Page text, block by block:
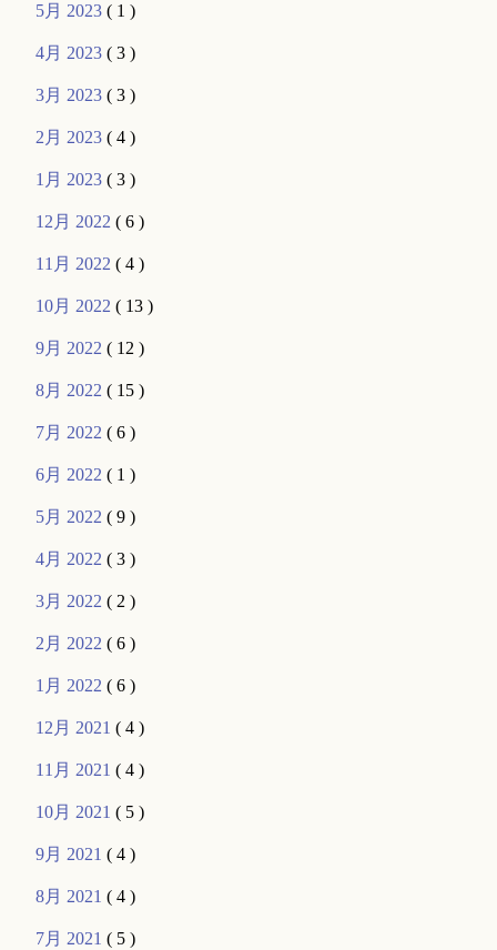
5月 2023( 1 )
4月 2023( 3 )
3月 2023( 3 )
2月 2023( 4 )
1月 2023( 3 )
12月 2022( 6 )
11月 2022( 4 )
10月 2022( 13 )
9月 2022( 12 )
8月 2022( 15 )
7月 2022( 6 )
6月 2022( 1 )
5月 2022( 9 )
4月 2022( 3 )
3月 2022( 2 )
2月 2022( 6 )
1月 2022( 6 )
12月 2021( 4 )
11月 2021( 4 )
10月 2021( 5 )
9月 2021( 4 )
8月 2021( 4 )
7月 2021( 5 )